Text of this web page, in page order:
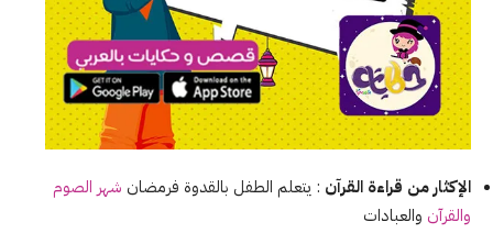
الإكثار من قراءة القرآن : يتعلم الطفل بالقدوة فرمضان شهر الصوم
والقرآن والعبادات